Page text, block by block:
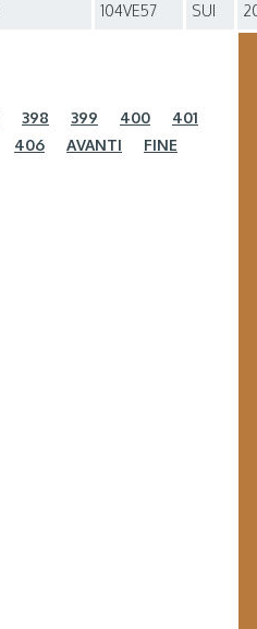
104VE57 SUI
398 399 400
401
406 AVANTI FINE